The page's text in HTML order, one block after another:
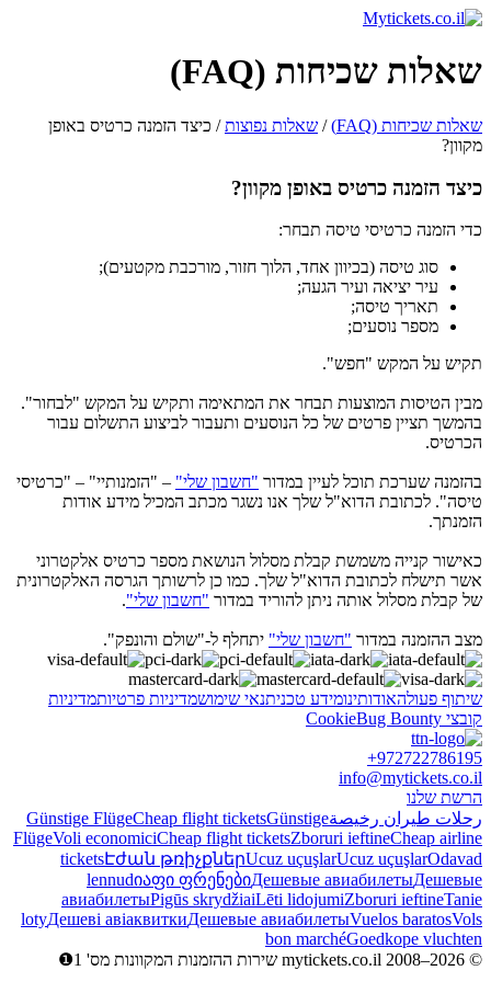
שאלות שכיחות (FAQ)
שאלות שכיחות (FAQ) / שאלות נפוצות/ כיצד הזמנה כרטיס באופן
מקוון?
כיצד הזמנה כרטיס באופן מקוון?
כדי הזמנה כרטיסי טיסה תבחר:
סוג טיסה (בכיוון אחד, הלוך חזור, מורכבת מקטעים);
עיר יציאה ועיר הגעה;
תאריך טיסה;
מספר נוסעים;
תקיש על המקש "חפש".
מבין הטיסות המוצעות תבחר את המתאימה ותקיש על המקש "לבחור".
בהמשך תציין פרטים של כל הנוסעים ותעבור לביצוע התשלום עבור
הכרטיס.
בהזמנה שערכת תוכל לעיין במדור "חשבון שלי" – "הזמנותיי" – "כרטיסי
טיסה". לכתובת הדוא"ל שלך אנו נשגר מכתב המכיל מידע אודות
הזמנתך.
כאישור קנייה משמשת קבלת מסלול הנושאת מספר כרטיס אלקטרוני
אשר תישלח לכתובת הדוא"ל שלך. כמו כן לרשותך הגרסה האלקטרונית
של קבלת מסלול אותה ניתן להוריד במדור "חשבון שלי".
מצב ההזמנה במדור "חשבון שלי" יתחלף ל-"שולם והונפק".
שיתוף פעולהאודותינומידע טכניתנאי שימושמדיניות פרטיותמדיניות
קובצי Cookie Bug Bounty
+972722786195
info@mytickets.co.il
הרשת שלנו
رحلات طيران رخيصة
Günstige FlügeCheap flight ticketsGünstige
FlügeVoli economiciCheap flight ticketsZboruri ieftineCheap airline
ticketsԷժան թռիչքներUcuz uçuşlarUcuz uçuşlarOdavad
lennudიაფი ფრენებიДешевые авиабилетыДешевые
авиабилетыPigūs skrydžiaiLēti lidojumiZboruri ieftineTanie
lotyДешеві авіаквиткиДешевые авиабилетыVuelos baratosVols
bon marchéGoedkope vluchten
© mytickets.co.il 2008–2026 שירות ההזמנות המקוונות מס' 1❶